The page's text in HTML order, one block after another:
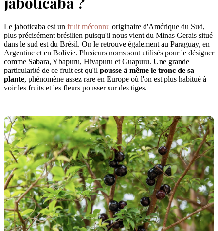
Le jaboticaba est un fruit méconnu originaire d'Amérique du Sud,
plus précisément brésilien puisqu'il nous vient du Minas Gerais situé
dans le sud est du Brésil. On le retrouve également au Paraguay, en
Argentine et en Bolivie. Plusieurs noms sont utilisés pour le désigner
comme Sabara, Ybapuru, Hivapuru et Guapuru. Une grande
particularité de ce fruit est qu'il pousse à même le tronc de sa
plante, phénomène assez rare en Europe où l'on est plus habitué à
voir les fruits et les fleurs pousser sur des tiges.